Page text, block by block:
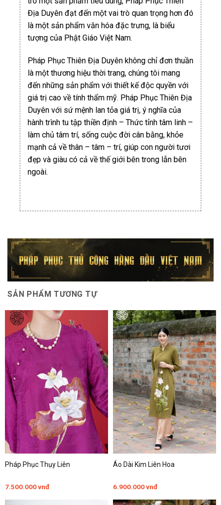
Địa Duyên đạt đến một vai trò quan trọng hơn đó
là một sản phẩm văn hóa đặc trưng, là biểu
tượng của Phật Giáo Việt Nam.
Pháp Phục Thiên Địa Duyên không chỉ đơn thuần
là một thương hiệu thời trang, chúng tôi mang
đến những sản phẩm với thiết kế độc quyền với
giá trị cao về tính thẩm mỹ. Pháp Phục Thiên Địa
Duyên với sứ mệnh lan tỏa giá trị, ý nghĩa của
hành trình tu tập thiền định – Thức tỉnh tâm linh –
làm chủ tâm trí, sống cuộc đời cân bằng, khỏe
mạnh cả về thân – tâm – trí, giúp con người tươi
đẹp và giàu có cả về thế giới bên trong lẫn bên
ngoài.
SẢN PHẨM TƯƠNG TỰ
Pháp Phục Thụy Liên
7.500.000vnđ
Áo Dài Kim Liên Hoa
6.900.000vnđ